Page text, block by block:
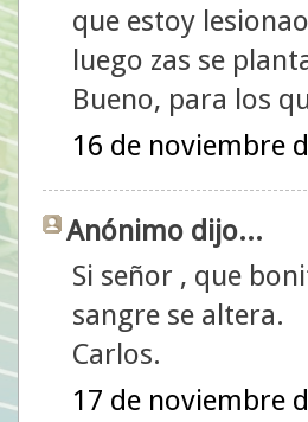
que estoy
luego zas se
Bueno, para los
16 de noviembre
Anónimo dijo...
Si señor , que
sangre se altera.
Carlos.
17 de noviembre